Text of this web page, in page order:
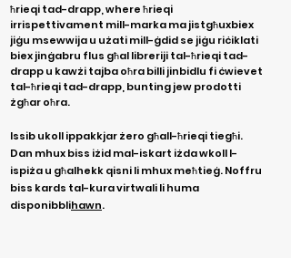
ħrieqi tad-drapp, where ħrieqi
irrispettivament mill-marka ma jistgħuxbiex
jiġu msewwija u użati mill-ġdid se jiġu riċiklati
biex jinġabru flus għal libreriji tal-ħrieqi tad-
drapp u kawżi tajba oħra billi jinbidlu fi ċwievet
tal-ħrieqi tad-drapp, bunting jew prodotti
żgħar oħra.
Issib ukoll ippakkjar żero għall-ħrieqi tiegħi.
Dan mhux biss iżid mal-iskart iżda wkoll l-
ispiża u għalhekk qisni li mhux meħtieġ. Noffru
biss kards tal-kura virtwali li huma
disponibblihawn.